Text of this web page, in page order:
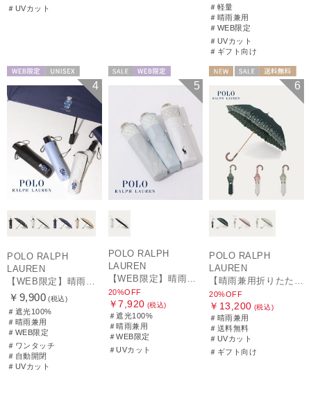
＃UVカット
＃軽量
＃晴雨兼用
＃WEB限定
＃UVカット
＃ギフト向け
4
POLO RALPH
LAUREN
【WEB限定】晴雨兼用自動開閉日傘 ポロ ラルフ ローレン（POLO RALPH LAUREN）ベア 遮光100 UV100 ワンタッチ開閉
￥9,900 (税込)
＃遮光100%
＃晴雨兼用
＃WEB限定
＃ワンタッチ
＃自動開閉
＃UVカット
5
POLO RALPH
LAUREN
【WEB限定】晴雨兼用折りたたみ日傘 ポロ ラルフ ローレン（POLO RALPH LAUREN）シャンブレーレース 遮光100 UV100
20%OFF
￥7,920 (税込)
＃遮光100%
＃晴雨兼用
＃WEB限定
＃UVカット
送料無料
ギフト向け
6
POLO RALPH
LAUREN
【晴雨兼用折りたたみ日傘】ポロ ラルフ ローレン (POLO RALPH LAUREN) フローラル刺繍 遮光 遮熱 UV
20%OFF
￥13,200 (税込)
＃晴雨兼用
＃送料無料
＃UVカット
＃ギフト向け